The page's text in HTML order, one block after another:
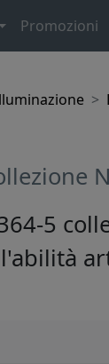
Promozioni
5